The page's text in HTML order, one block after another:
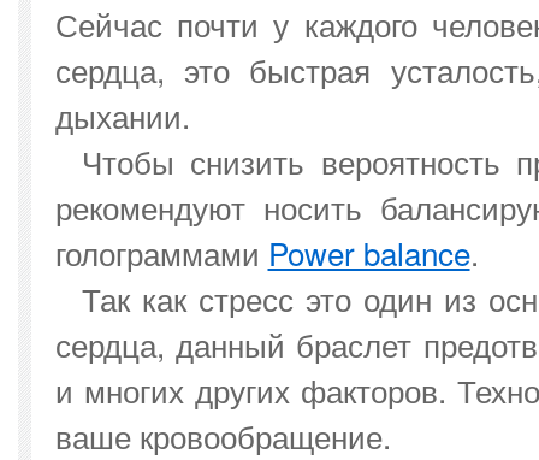
Сейчас почти у каждого
сердца, это быстрая
дыхании.
Чтобы снизить вероятность
рекомендуют носить
голограммами Power balance.
Так как стресс это один из
сердца, данный браслет
и многих других факторов.
ваше кровообращение.